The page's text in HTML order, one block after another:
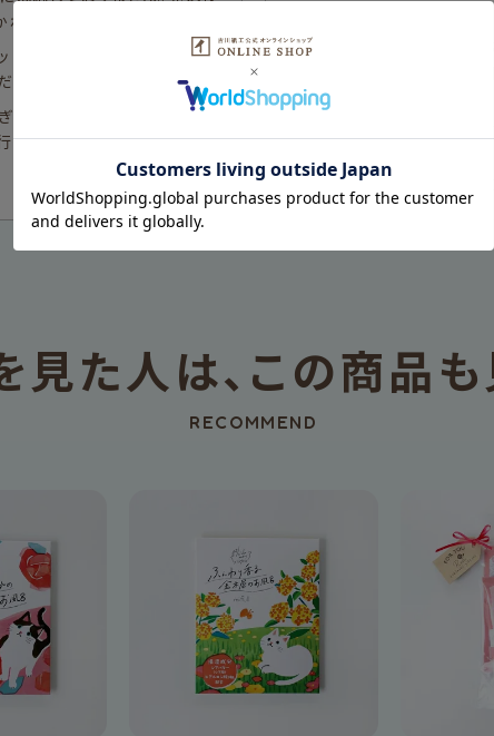
ます。
ト内容の返品・交換はお断り
い。
るとご注文がキャンセルと
ておりませんので、入金期
キャンセル分の在庫が反
による自動反映の為、
ます。
在庫が反映された際には
いただきます。数量限
「入荷お知らせメール」
見た人は、 この商品
RECOMMEND